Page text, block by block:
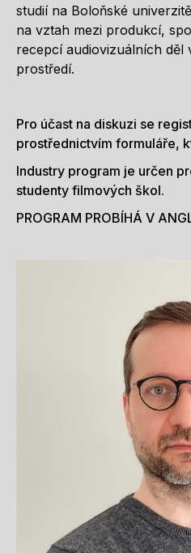
studií na Boloňské
na vztah mezi produkcí,
recepcí audiovizuálních děl
prostředí.
Pro účast na diskuzi se
prostřednictvím formuláře,
Industry program je určen
studenty filmových škol.
PROGRAM PROBÍHÁ V